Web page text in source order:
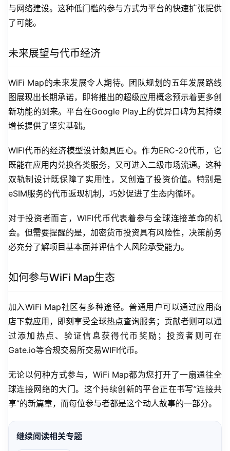
与网络建设。这种低门槛的参与方式为平台的快速扩张提供
了可能。
未来展望与代币经济
WiFi Map的未来发展令人期待。团队规划的五年发展路线
图展现出长期承诺，即将推出的超级应用概念预示着更多创
新功能的到来。平台在Google Play上的优异口碑为其持续
增长提供了坚实基础。
WIFI代币的经济模型设计颇具匠心。作为ERC-20代币，它
既能在应用内兑换各类服务，又可进入二级市场流通。这种
双轨制设计既保障了实用性，又创造了投资价值。特别是
eSIM服务的代币返现机制，巧妙促进了生态内循环。
对于投资者而言，WIFI代币代表着参与全球连接革命的机
会。但需要提醒的是，加密货币投资具有风险性，决策前务
必充分了解项目基本面并评估个人风险承受能力。
如何参与WiFi Map生态
加入WiFi Map社区有多种途径。普通用户可以通过应用商
店下载应用，即刻享受全球热点查询服务；贡献者则可以通
过添加热点、验证信息获得代币奖励；投资者则可在
Gate.io等合规交易所交易WIFI代币。
无论以何种方式参与，WiFi Map都为您打开了一扇通往全
球连接网络的大门。这个持续创新的平台正在书写”连接共
享”的新篇章，而每位参与者都是这个动人故事的一部分。
继续阅读相关专题